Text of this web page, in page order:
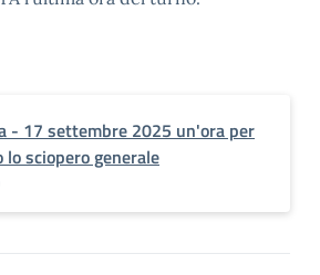
- 17 settembre 2025 un'ora per
lo sciopero generale